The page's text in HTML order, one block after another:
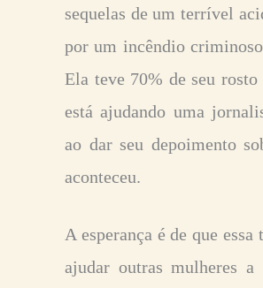
sequelas de um terrível
por um incêndio
Ela teve 70% de seu rosto
está ajudando uma
ao dar seu depoimento
aconteceu.
A esperança é de que essa
ajudar outras mulheres a